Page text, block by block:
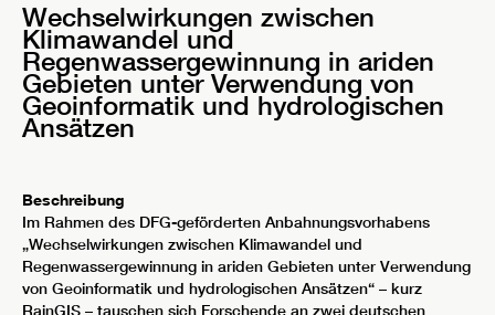
Wechselwirkungen zwischen
Klimawandel und
Regenwassergewinnung in ariden
Gebieten unter Verwendung von
Geoinformatik und hydrologischen
Ansätzen
Beschreibung
Im Rahmen des DFG-geförderten Anbahnungsvorhabens
„Wechselwirkungen zwischen Klimawandel und
Regenwassergewinnung in ariden Gebieten unter Verwendung
von Geoinformatik und hydrologischen Ansätzen“ – kurz
RainGIS – tauschen sich Forschende an zwei deutschen